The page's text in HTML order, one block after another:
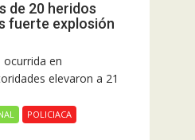
de 20 heridos
fuerte explosión
ocurrida en
elevaron a 21
POLICIACA